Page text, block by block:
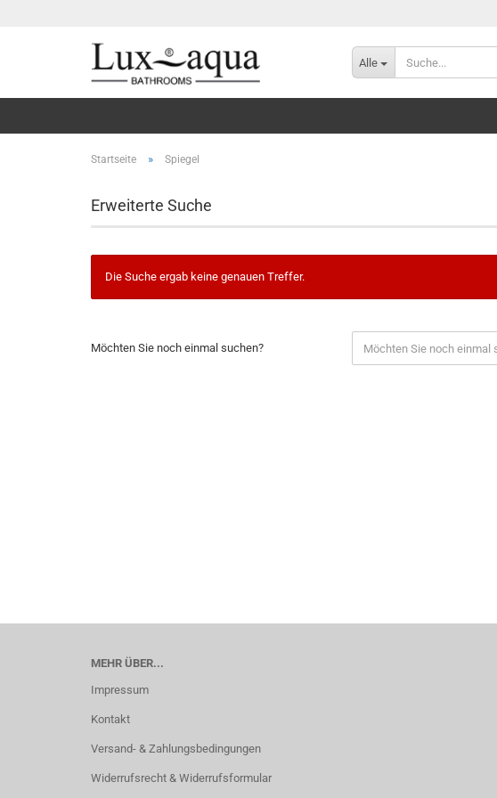
Alle
Startseite » Spiegel
Erweiterte Suche
Die Suche ergab keine genauen Treffer.
Möchten Sie noch einmal suchen?
MEHR ÜBER...
Impressum
Kontakt
Versand- & Zahlungsbedingungen
Widerrufsrecht & Widerrufsformular